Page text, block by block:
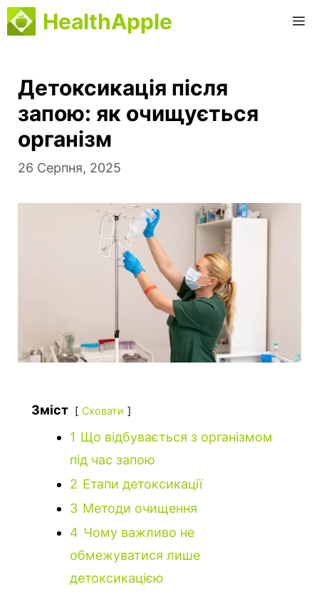
Перейти
до
HealthApple
Детоксикація після
запою: як очищується
організм
26 Серпня, 2025
Зміст Сховати
1 Що відбувається з організмом
під час запою
2 Етапи детоксикації
3 Методи очищення
4 Чому важливо не
обмежуватися лише
детоксикацією